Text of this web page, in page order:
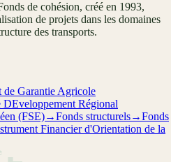
de cohésion, créé en 1993,
de projets dans les domaines
des transports.
de Garantie Agricole
DEveloppement Régional
(FSE)→Fonds structurels→Fonds
Financier d'Orientation de la